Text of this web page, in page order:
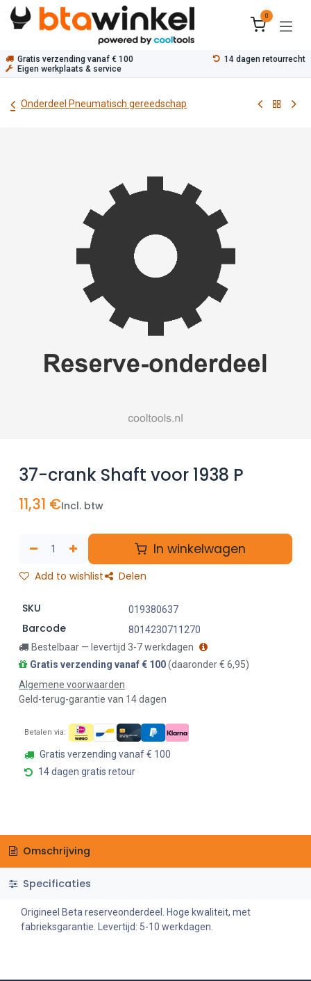
Overslaan naar inhoud
0
Gratis verzending vanaf € 100
14 dagen retourrecht
Eigen werkplaats & service
Onderdeel Pneumatisch gereedschap
37-crank Shaft voor 1938 P
11,31 €Incl. btw
In winkelwagen
Add to wishlist Delen
SKU 019380637
Barcode
8014230711270
Bestelbaar — levertijd 3-7 werkdagen
Gratis verzending vanaf € 100(daaronder € 6,95)
Algemene voorwaarden
Geld-terug-garantie van 14 dagen
Betalen via:
Gratis verzending vanaf € 100
14 dagen gratis retour
Omschrijving
Specificaties
Origineel Beta reserveonderdeel. Hoge kwaliteit, met
fabrieksgarantie. Levertijd: 5-10 werkdagen.